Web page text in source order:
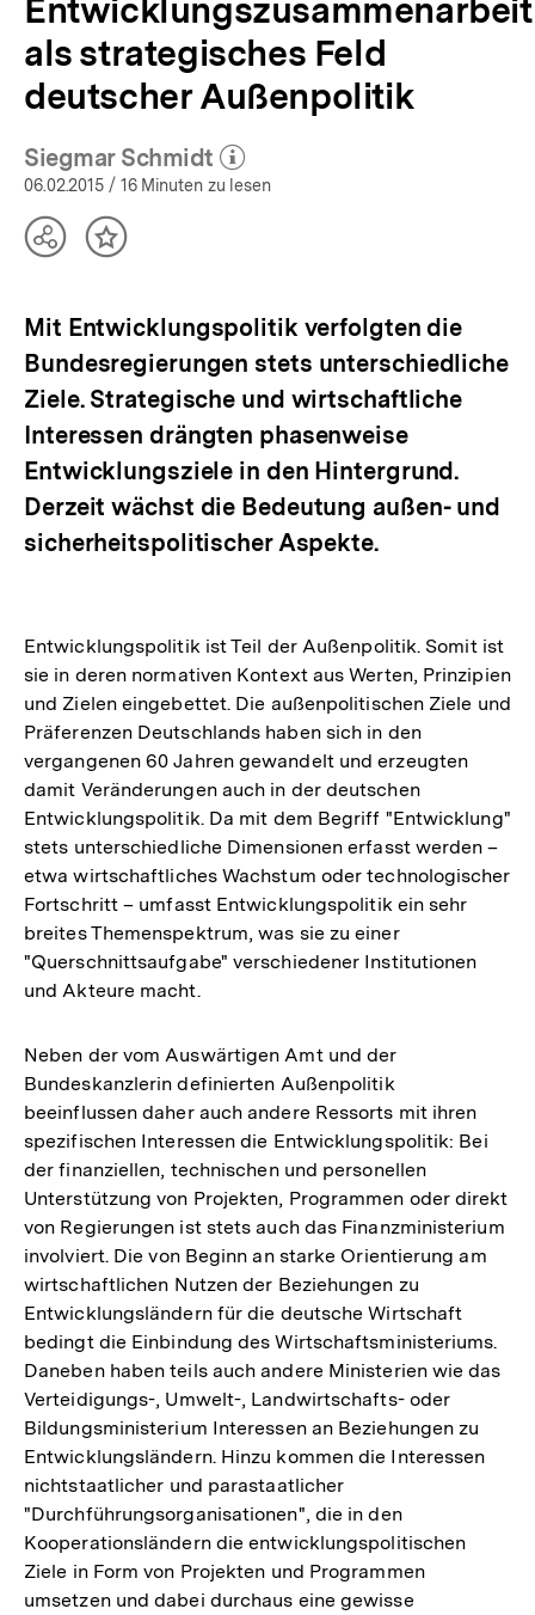
Entwicklungszusammenarbeit
als strategisches Feld
deutscher Außenpolitik
Siegmar Schmidt
(Mehr zum Autor)
öffnen
06.02.2015 / 16 Minuten zu lesen
TeilenInhalt
Mit Entwicklungspolitik verfolgten die
Bundesregierungen stets unterschiedliche
Ziele. Strategische und wirtschaftliche
Interessen drängten phasenweise
Entwicklungsziele in den Hintergrund.
Derzeit wächst die Bedeutung außen- und
sicherheitspolitischer Aspekte.
Entwicklungspolitik ist Teil der Außenpolitik. Somit ist
sie in deren normativen Kontext aus Werten, Prinzipien
und Zielen eingebettet. Die außenpolitischen Ziele und
Präferenzen Deutschlands haben sich in den
vergangenen 60 Jahren gewandelt und erzeugten
damit Veränderungen auch in der deutschen
Entwicklungspolitik. Da mit dem Begriff "Entwicklung"
stets unterschiedliche Dimensionen erfasst werden –
etwa wirtschaftliches Wachstum oder technologischer
Fortschritt – umfasst Entwicklungspolitik ein sehr
breites Themenspektrum, was sie zu einer
"Querschnittsaufgabe" verschiedener Institutionen
und Akteure macht.
Neben der vom Auswärtigen Amt und der
Bundeskanzlerin definierten Außenpolitik
beeinflussen daher auch andere Ressorts mit ihren
spezifischen Interessen die Entwicklungspolitik: Bei
der finanziellen, technischen und personellen
Unterstützung von Projekten, Programmen oder direkt
von Regierungen ist stets auch das Finanzministerium
involviert. Die von Beginn an starke Orientierung am
wirtschaftlichen Nutzen der Beziehungen zu
Entwicklungsländern für die deutsche Wirtschaft
bedingt die Einbindung des Wirtschaftsministeriums.
Daneben haben teils auch andere Ministerien wie das
Verteidigungs-, Umwelt-, Landwirtschafts- oder
Bildungsministerium Interessen an Beziehungen zu
Entwicklungsländern. Hinzu kommen die Interessen
nichtstaatlicher und parastaatlicher
"Durchführungsorganisationen", die in den
Kooperationsländern die entwicklungspolitischen
Ziele in Form von Projekten und Programmen
umsetzen und dabei durchaus eine gewisse